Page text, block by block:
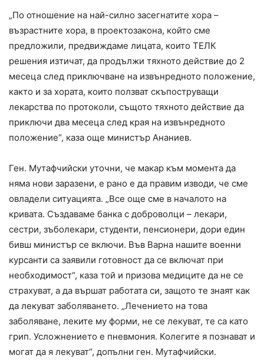
„По отношение на най-силно засегнатите хора –
възрастните хора, в проектозакона, който сме
предложили, предвиждаме лицата, които ТЕЛК
решения изтичат, да продължи тяхното действие до 2
месеца след приключване на извънредното положение,
както и за хората, които ползват скъпоструващи
лекарства по протоколи, същото тяхното действие да
приключи два месеца след края на извънредното
положение“, каза още министър Ананиев.
Ген. Мутафчийски уточни, че макар към момента да
няма нови заразени, е рано е да правим изводи, че сме
овладели ситуацията. „Все още сме в началото на
кривата. Създаваме банка с доброволци – лекари,
сестри, зъболекари, студенти, пенсионери, дори един
бивш министър се включи. Във Варна нашите военни
курсанти са заявили готовност да се включат при
необходимост“, каза той и призова медиците да не се
страхуват, а да вършат работата си, защото те знаят как
да лекуват заболяването. „Лечението на това
заболяване, леките му форми, не се лекуват, те са като
грип. Усложнението е пневмония. Колегите я познават и
могат да я лекуват“, допълни ген. Мутафчийски.